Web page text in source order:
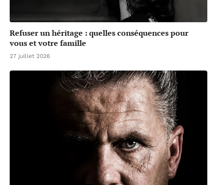
Refuser un héritage : quelles conséquences pour
vous et votre famille
27 juillet 2026